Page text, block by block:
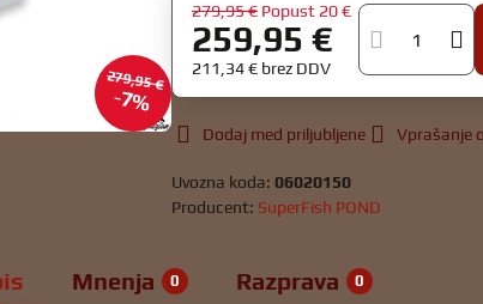
279,95 €
7%
279,95 € Popust 20 €
259,95 €
211,34 € brez DDV
Dodaj med priljubljene Vprašanje
Uvozna koda:06020150
Producent: SuperFish POND
Mnenja 0 Razprava 0